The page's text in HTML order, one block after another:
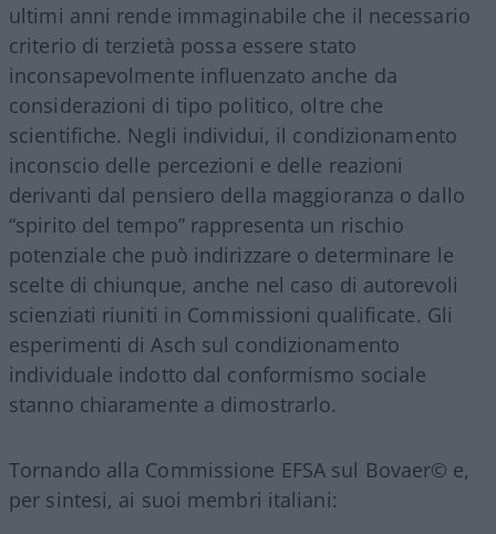
ultimi anni rende immaginabile che il necessario
criterio di terzietà possa essere stato
inconsapevolmente influenzato anche da
considerazioni di tipo politico, oltre che
scientifiche. Negli individui, il condizionamento
inconscio delle percezioni e delle reazioni
derivanti dal pensiero della maggioranza o dallo
“spirito del tempo” rappresenta un rischio
potenziale che può indirizzare o determinare le
scelte di chiunque, anche nel caso di autorevoli
scienziati riuniti in Commissioni qualificate. Gli
esperimenti di Asch sul condizionamento
individuale indotto dal conformismo sociale
stanno chiaramente a dimostrarlo.
Tornando alla Commissione EFSA sul Bovaer©️ e,
per sintesi, ai suoi membri italiani: